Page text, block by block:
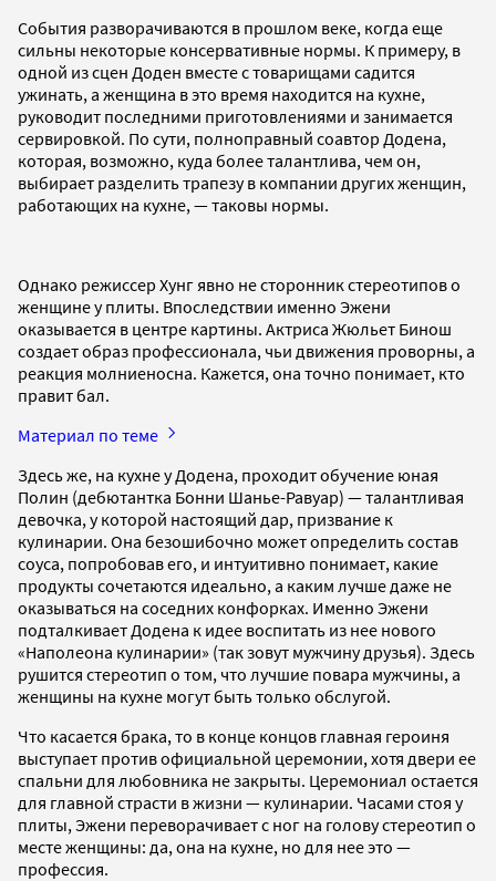
События разворачиваются в прошлом веке, когда еще
сильны некоторые консервативные нормы. К примеру, в
одной из сцен Доден вместе с товарищами садится
ужинать, а женщина в это время находится на кухне,
руководит последними приготовлениями и занимается
сервировкой. По сути, полноправный соавтор Додена,
которая, возможно, куда более талантлива, чем он,
выбирает разделить трапезу в компании других женщин,
работающих на кухне, — таковы нормы.
Однако режиссер Хунг явно не сторонник стереотипов о
женщине у плиты. Впоследствии именно Эжени
оказывается в центре картины. Актриса Жюльет Бинош
создает образ профессионала, чьи движения проворны, а
реакция молниеносна. Кажется, она точно понимает, кто
правит бал.
Материал по теме
Здесь же, на кухне у Додена, проходит обучение юная
Полин (дебютантка Бонни Шанье-Равуар) — талантливая
девочка, у которой настоящий дар, призвание к
кулинарии. Она безошибочно может определить состав
соуса, попробовав его, и интуитивно понимает, какие
продукты сочетаются идеально, а каким лучше даже не
оказываться на соседних конфорках. Именно Эжени
подталкивает Додена к идее воспитать из нее нового
«Наполеона кулинарии» (так зовут мужчину друзья). Здесь
рушится стереотип о том, что лучшие повара мужчины, а
женщины на кухне могут быть только обслугой.
Что касается брака, то в конце концов главная героиня
выступает против официальной церемонии, хотя двери ее
спальни для любовника не закрыты. Церемониал остается
для главной страсти в жизни — кулинарии. Часами стоя у
плиты, Эжени переворачивает с ног на голову стереотип о
месте женщины: да, она на кухне, но для нее это —
профессия.